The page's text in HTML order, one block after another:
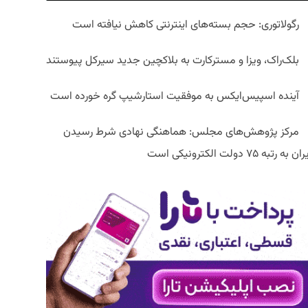
رگولاتوری: حجم بسته‌های اینترنتی کاهش نیافته است
بلک‌راک، ویزا و مسترکارت به بلاکچین جدید سیرکل پیوستند
آینده اسپیس‌ایکس به موفقیت استارشیپ گره خورده است
مرکز پژوهش‌های مجلس: هماهنگی نهادی شرط رسیدن
به رتبه ۷۵ دولت الکترونیکی است